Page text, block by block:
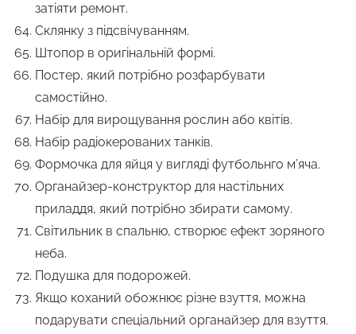
затіяти ремонт.
Склянку з підсвічуванням.
Штопор в оригінальній формі.
Постер, який потрібно розфарбувати
самостійно.
Набір для вирощування рослин або квітів.
Набір радіокерованих танків.
Формочка для яйця у вигляді футбольнго м’яча.
Органайзер-конструктор для настільних
приладдя, який потрібно збирати самому.
Світильник в спальню, створює ефект зоряного
неба.
Подушка для подорожей.
Якщо коханий обожнює різне взуття, можна
подарувати спеціальний органайзер для взуття.